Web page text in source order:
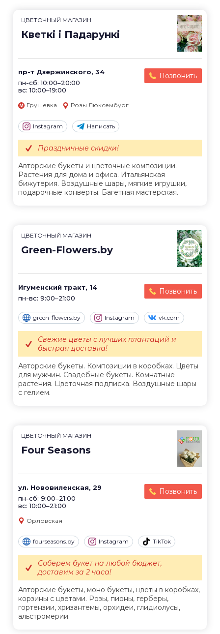
ЦВЕТОЧНЫЙ МАГАЗИН
Кветкі і Падарункі
пр-т Дзержинского, 34
пн-сб: 10:00–20:00
вс: 10:00–19:00
Позвонить
Грушевка Розы Люксембург
Instagram Написать
Авторские букеты и цветочные композиции.
Растения для дома и офиса. Итальянская
бижутерия. Воздушные шары, мягкие игрушки,
подарочные конверты. Багетная мастерская.
Праздничные скидки!
ЦВЕТОЧНЫЙ МАГАЗИН
Green-Flowers.by
Игуменский тракт, 14
пн-вс: 9:00–21:00
Позвонить
green-flowers.by Instagram vk.com
Авторские букеты. Композиции в коробках. Цветы
для мужчин. Свадебные букеты. Комнатные
растения. Цветочная подписка. Воздушные шары
с гелием.
Свежие цветы с лучших плантаций и
быстрая доставка!
ЦВЕТОЧНЫЙ МАГАЗИН
Four Seasons
ул. Нововиленская, 29
пн-сб: 9:00–21:00
вс: 10:00–21:00
Позвонить
Орловская
fourseasons.by Instagram TikTok
Авторские букеты, моно букеты, цветы в коробках,
корзины с цветами. Розы, пионы, герберы,
гортензии, хризантемы, орхидеи, глидиолусы,
альстромерии.
Соберем букет на любой бюджет,
доставим за 2 часа!